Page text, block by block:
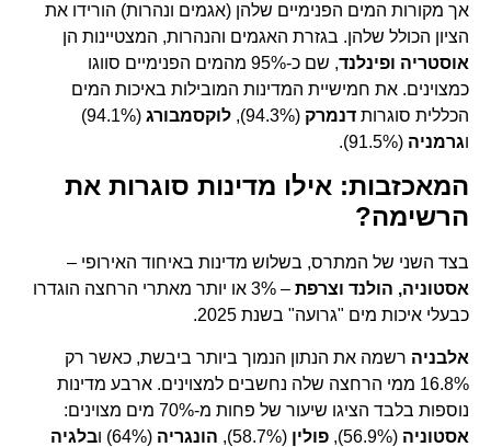
אך מקורות המים הפנימיים שלהן (אגמים ונהרות) הורידו את
הציון הכולל שלהן. בגזרת האגמים והנהרות, המצטיינות הן
אוסטריה ופינלנד
, שם כ-95% מהמים הפנימיים סווגו
כמצוינים. את חמישיית המדינות המובילות באיכות המים
הכללית סוגרות דנמרק (94.3%), לוקסמבורג
(94.1%)
וגרמניה (91.5%).
המאכזבות: אילו מדינות סוגרות את
הרשימה?
בצד השני של המתרס, בשלוש מדינות באיחוד האירופי –
אסטוניה, הולנד וצרפת
– 3% או יותר מאתרי הרחצה הוגדרו
כבעלי איכות מים "גרועה" בשנת 2025.
אלבניה רשמה את הנתון הנמוך ביותר ביבשת, כאשר רק
16.8% ממי הרחצה שלה נחשבים למצוינים. ארבע מדינות
נוספות בלבד הציגו שיעור של פחות מ-70% מים מצוינים:
אסטוניה (56.9%), פולין (58.7%), הונגריה (64%) ו
בלגיה